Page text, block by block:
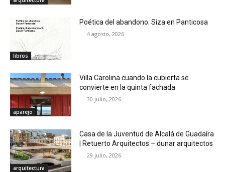
libros
Poética del abandono. Siza en Panticosa
4 agosto, 2026
aparejo
Villa Carolina cuando la cubierta se
convierte en la quinta fachada
30 julio, 2026
arquitectura
Casa de la Juventud de Alcalá de Guadaíra
| Retuerto Arquitectos – dunar arquitectos
29 julio, 2026